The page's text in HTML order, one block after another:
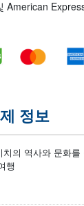
American
정보
치의 역사와 문화를
행